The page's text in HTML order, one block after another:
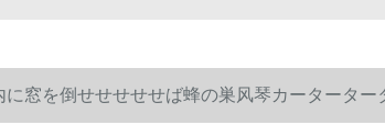
窓を倒せせせせせば蜂の巣风琴カーターター